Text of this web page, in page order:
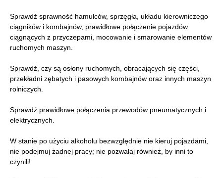
Sprawdź sprawność hamulców, sprzęgła, układu kierowniczego
ciągników i kombajnów, prawidłowe połączenie pojazdów
ciągnących z przyczepami, mocowanie i smarowanie elementów
ruchomych maszyn.
Sprawdź, czy są osłony ruchomych, obracających się części,
przekładni zębatych i pasowych kombajnów oraz innych maszyn
rolniczych.
Sprawdź prawidłowe połączenia przewodów pneumatycznych i
elektrycznych.
W stanie po użyciu alkoholu bezwzględnie nie kieruj pojazdami,
nie podejmuj żadnej pracy; nie pozwalaj również, by inni to
czynili!